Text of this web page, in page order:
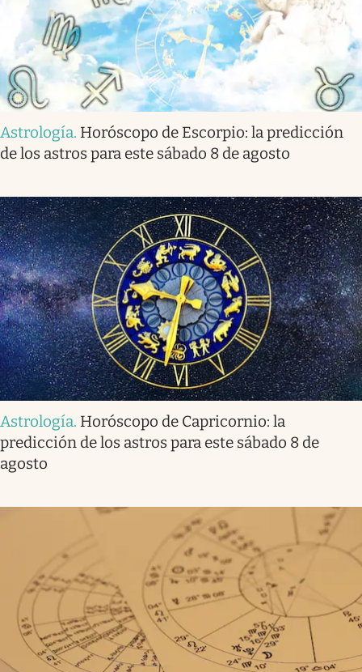
Astrología. Horóscopo de Escorpio: la predicción
de los astros para este sábado 8 de agosto
Astrología. Horóscopo de Capricornio: la
predicción de los astros para este sábado 8 de
agosto